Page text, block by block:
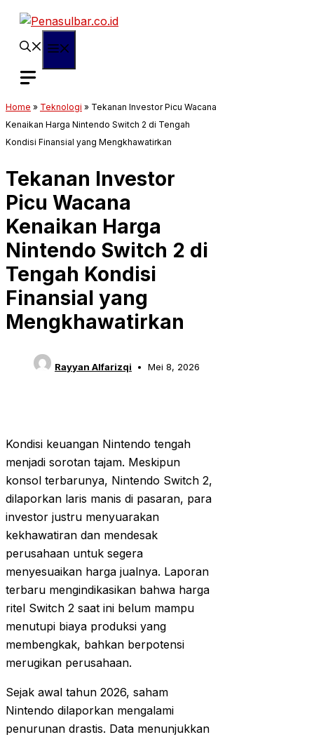
Langsung
Home » Teknologi » Tekanan Investor Picu Wacana
Kenaikan Harga Nintendo Switch 2 di Tengah
Kondisi Finansial yang Mengkhawatirkan
Tekanan Investor
Picu Wacana
Kenaikan Harga
Nintendo Switch 2 di
Tengah Kondisi
Finansial yang
Mengkhawatirkan
Rayyan Alfarizqi Mei 8, 2026
Kondisi keuangan Nintendo tengah
menjadi sorotan tajam. Meskipun
konsol terbarunya, Nintendo Switch 2,
dilaporkan laris manis di pasaran, para
investor justru menyuarakan
kekhawatiran dan mendesak
perusahaan untuk segera
menyesuaikan harga jualnya. Laporan
terbaru mengindikasikan bahwa harga
ritel Switch 2 saat ini belum mampu
menutupi biaya produksi yang
membengkak, bahkan berpotensi
merugikan perusahaan.
Sejak awal tahun 2026, saham
Nintendo dilaporkan mengalami
penurunan drastis. Data menunjukkan